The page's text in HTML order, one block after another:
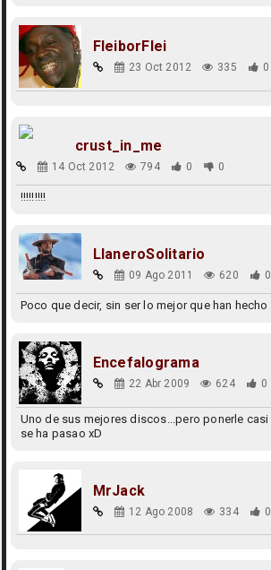
FleiborFlei
23 Oct 2012 335 0
crust_in_me
14 Oct 2012 794 0 0
!!!!!!!!!
LlaneroSolitario
09 Ago 2011 620 0
Poco que decir, sin ser lo mejor que han
Encefalograma
22 Abr 2009 624 0
Uno de sus mejores discos...pero ponerle
se ha pasao xD
MrJack
12 Ago 2008 334 0